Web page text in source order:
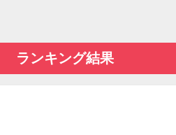
ランキング結果